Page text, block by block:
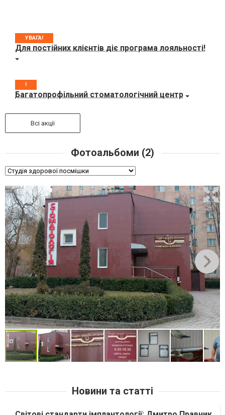
УВАГА!
Для постійних клієнтів діє програма лояльності!
!
Багатопрофільний стоматологічний центр
Всі акції
Фотоальбоми (2)
Новини та статті